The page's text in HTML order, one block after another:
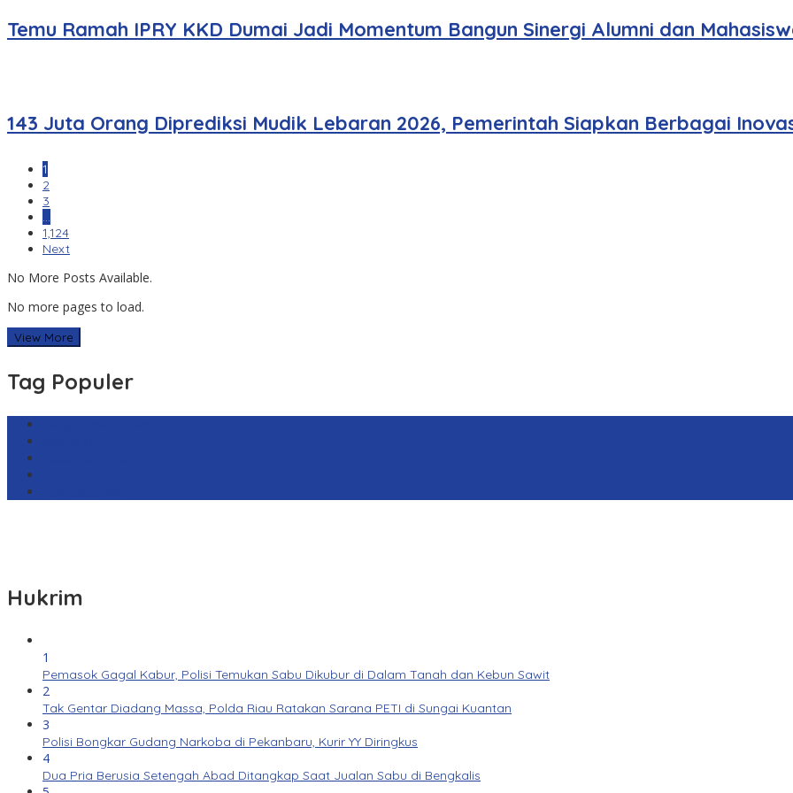
Temu Ramah IPRY KKD Dumai Jadi Momentum Bangun Sinergi Alumni dan
143 Juta Orang Diprediksi Mudik Lebaran 2026, Pemerintah Siapkan Berbagai
1
2
3
…
1,124
Next
No More Posts Available.
No more pages to load.
View More
Tag Populer
Hukrim
1
Pemasok Gagal Kabur, Polisi Temukan Sabu Dikubur di Dalam Tanah dan Kebun Sawit
2
Tak Gentar Diadang Massa, Polda Riau Ratakan Sarana PETI di Sungai Kuantan
3
Polisi Bongkar Gudang Narkoba di Pekanbaru, Kurir YY Diringkus
4
Dua Pria Berusia Setengah Abad Ditangkap Saat Jualan Sabu di Bengkalis